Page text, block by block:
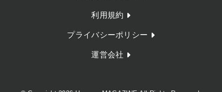
利用規約
プライバシーポリシー
運営会社